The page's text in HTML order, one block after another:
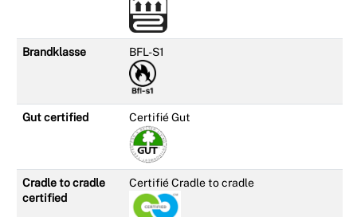
Brandklasse BFL-S1
Gut certified Certifié Gut
Cradle to cradle
certified
Certifié Cradle to cradle